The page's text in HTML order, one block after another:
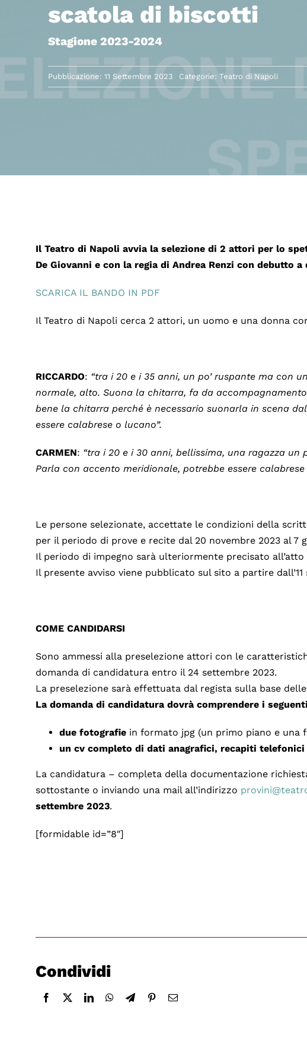
scatola di biscotti
Stagione 2023-2024
Pubblicazione: 11 Settembre 2023 Categorie: Teatro di Napoli
Il Teatro di Napoli avvia la selezione di 2 attori per lo
De Giovanni e con la regia di Andrea Renzi con debutto a
SCARICA IL BANDO IN PDF
Il Teatro di Napoli cerca 2 attori, un uomo e una donna
RICCARDO: “tra i 20 e i 35 anni, un po’ ruspante ma con
normale, alto. Suona la chitarra, fa da
bene la chitarra perché è necessario suonarla in scena
essere calabrese o lucano”.
CARMEN: “tra i 20 e i 30 anni, bellissima, una ragazza
Parla con accento meridionale, potrebbe essere calabrese
Le persone selezionate, accettate le condizioni della
per il periodo di prove e recite dal 20 novembre 2023 al 7
Il periodo di impegno sarà ulteriormente precisato
Il presente avviso viene pubblicato sul sito a partire dall’11
COME CANDIDARSI
Sono ammessi alla preselezione attori con le
domanda di candidatura entro il 24 settembre 2023.
La preselezione sarà effettuata dal regista sulla base
La domanda di candidatura dovrà comprendere i
due fotografiein formato jpg (un primo piano e una
un cv completo di dati anagrafici, recapiti
La candidatura – completa della documentazione
sottostante o inviando una mail all’indirizzo
settembre 2023.
[formidable id=”8″]
Condividi